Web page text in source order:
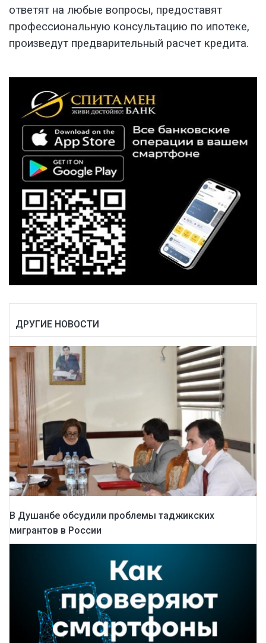
ответят на любые вопросы, предоставят
профессиональную консультацию по ипотеке,
произведут предварительный расчет кредита.
ДРУГИЕ НОВОСТИ
В Душанбе обсудили проблемы таджикских
мигрантов в России